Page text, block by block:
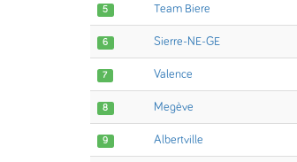
5 Team Biere
6 Sierre-NE-GE
7 Valence
8 Megève
9 Albertville